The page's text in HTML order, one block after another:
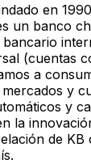
en
un banco
(cuentas
a
y
y
la
de